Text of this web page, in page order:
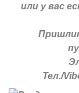
или у вас
Тел./